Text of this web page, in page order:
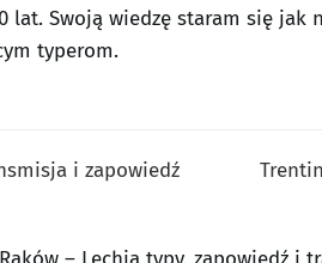
lat. Swoją wiedzę staram się jak
typerom.
i zapowiedź